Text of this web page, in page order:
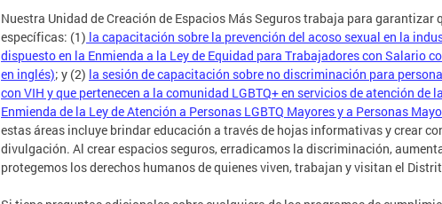
Nuestra Unidad de Creación de Espacios Más Seguros trabaja para garantizar
específicas: (1) la capacitación sobre la prevención del acoso sexual en la
dispuesto en la Enmienda a la Ley de Equidad para Trabajadores con Salario
en inglés); y (2) la sesión de capacitación sobre no discriminación para
con VIH y que pertenecen a la comunidad LGBTQ+ en servicios de atención de
Enmienda de la Ley de Atención a Personas LGBTQ Mayores y a Personas
estas áreas incluye brindar educación a través de hojas informativas y crear
divulgación. Al crear espacios seguros, erradicamos la discriminación,
protegemos los derechos humanos de quienes viven, trabajan y visitan el